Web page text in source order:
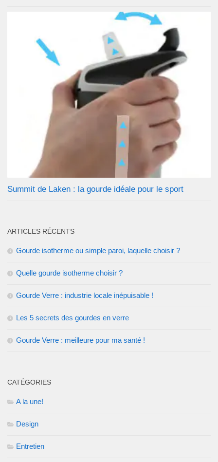
Summit de Laken : la gourde idéale pour le sport
ARTICLES RÉCENTS
Gourde isotherme ou simple paroi, laquelle choisir ?
Quelle gourde isotherme choisir ?
Gourde Verre : industrie locale inépuisable !
Les 5 secrets des gourdes en verre
Gourde Verre : meilleure pour ma santé !
CATÉGORIES
A la une!
Design
Entretien